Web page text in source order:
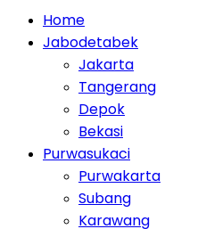
Home
Jabodetabek
Jakarta
Tangerang
Depok
Bekasi
Purwasukaci
Purwakarta
Subang
Karawang